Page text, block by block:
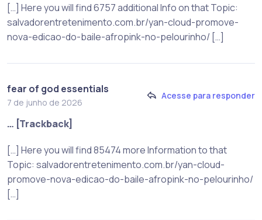
[…] Here you will find 6757 additional Info on that Topic:
salvadorentretenimento.com.br/yan-cloud-promove-
nova-edicao-do-baile-afropink-no-pelourinho/ […]
fear of god essentials
7 de junho de 2026
Acesse para responder
… [Trackback]
[…] Here you will find 85474 more Information to that
Topic: salvadorentretenimento.com.br/yan-cloud-
promove-nova-edicao-do-baile-afropink-no-pelourinho/
[…]